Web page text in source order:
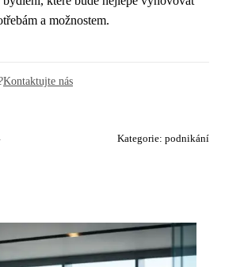
a možnostem.
Kontaktujte nás
Kategorie: podnikání